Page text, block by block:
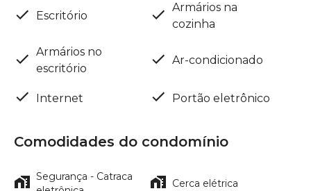
Escritório
Armários na
cozinha
Armários no
escritório
Ar-condicionado
Internet Portão eletrônico
Comodidades do condomínio
Segurança - Catraca
Cerca elétrica